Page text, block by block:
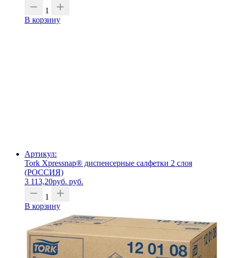
1
В корзину
Артикул:
Tork Xpressnap® диспенсерные салфетки 2 слоя
(РОССИЯ)
3 113,20руб. руб.
1
В корзину